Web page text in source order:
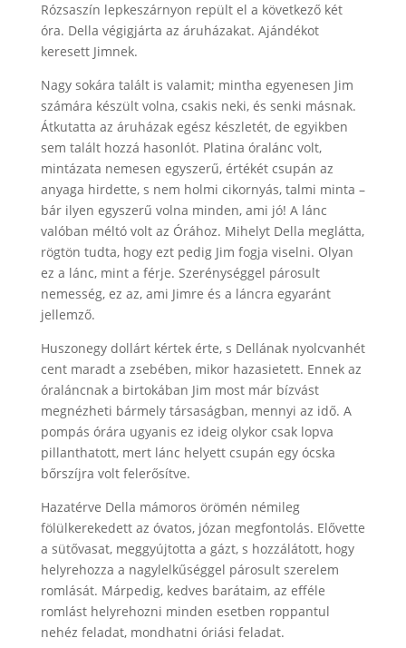
Rózsaszín lepkeszárnyon repült el a következő két
óra. Della végigjárta az áruházakat. Ajándékot
keresett Jimnek.
Nagy sokára talált is valamit; mintha egyenesen Jim
számára készült volna, csakis neki, és senki másnak.
Átkutatta az áruházak egész készletét, de egyikben
sem talált hozzá hasonlót. Platina óralánc volt,
mintázata nemesen egyszerű, értékét csupán az
anyaga hirdette, s nem holmi cikornyás, talmi minta –
bár ilyen egyszerű volna minden, ami jó! A lánc
valóban méltó volt az Órához. Mihelyt Della meglátta,
rögtön tudta, hogy ezt pedig Jim fogja viselni. Olyan
ez a lánc, mint a férje. Szerénységgel párosult
nemesség, ez az, ami Jimre és a láncra egyaránt
jellemző.
Huszonegy dollárt kértek érte, s Dellának nyolcvanhét
cent maradt a zsebében, mikor hazasietett. Ennek az
óraláncnak a birtokában Jim most már bízvást
megnézheti bármely társaságban, mennyi az idő. A
pompás órára ugyanis ez ideig olykor csak lopva
pillanthatott, mert lánc helyett csupán egy ócska
bőrszíjra volt felerősítve.
Hazatérve Della mámoros örömén némileg
fölülkerekedett az óvatos, józan megfontolás. Elővette
a sütővasat, meggyújtotta a gázt, s hozzálátott, hogy
helyrehozza a nagylelkűséggel párosult szerelem
romlását. Márpedig, kedves barátaim, az efféle
romlást helyrehozni minden esetben roppantul
nehéz feladat, mondhatni óriási feladat.